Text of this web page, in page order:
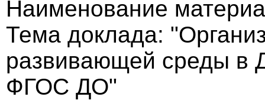
Наименование
Тема доклада:
развивающей среды в
ФГОС ДО"